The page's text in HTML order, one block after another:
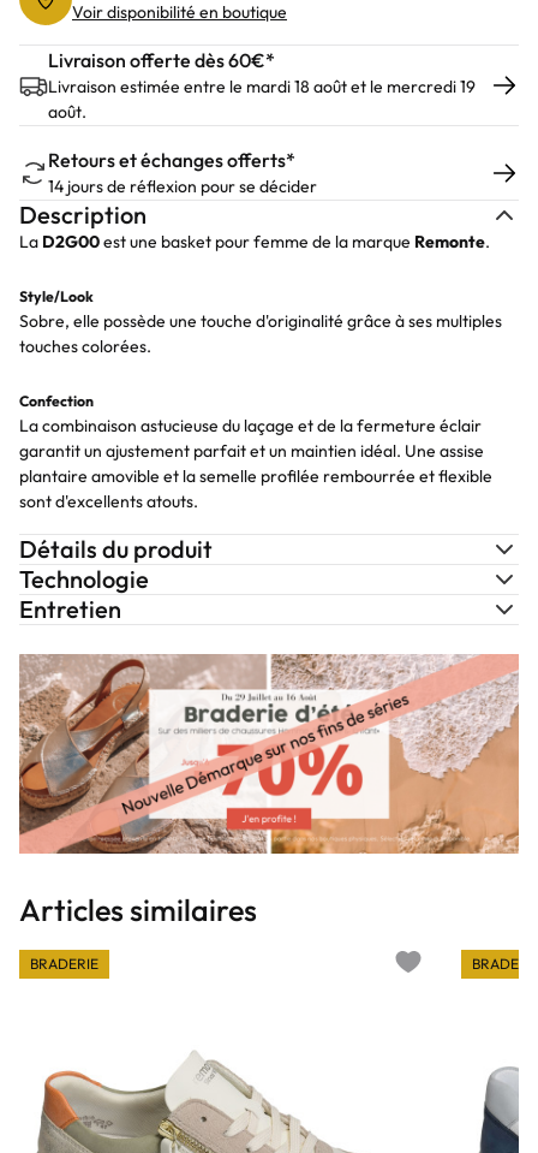
Voir disponibilité en boutique
Livraison offerte dès 60€*
Livraison estimée entre le mardi 18 août et le mercredi 19
août.
Retours et échanges offerts*
14 jours de réflexion pour se décider
Description
La D2G00est une basket pour femme de la marque Remonte.
Style/Look
Sobre, elle possède une touche d'originalité grâce à ses multiples
touches colorées.
Confection
La combinaison astucieuse du laçage et de la fermeture éclair
garantit un ajustement parfait et un maintien idéal. Une assise
plantaire amovible et la semelle profilée rembourrée et flexible
sont d'excellents atouts.
Détails du produit
Technologie
Entretien
Articles similaires
BRADERIE